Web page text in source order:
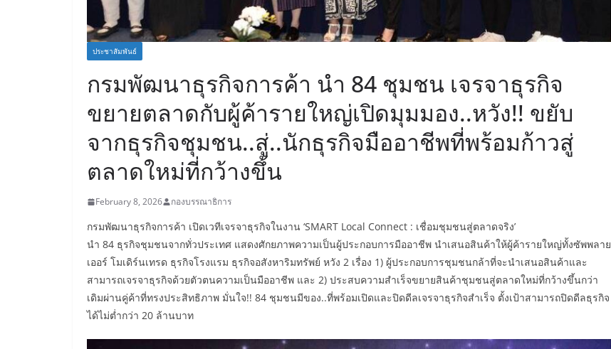
ประชาสัมพันธ์
กรมพัฒนาธุรกิจการค้า นำ 84 ชุมชน เจรจาธุรกิจ
ขยายตลาดกับผู้ค้ารายใหญ่เปิดมุมมอง..หวัง!! ขยับ
จากธุรกิจชุมชน..สู่..นักธุรกิจมืออาชีพที่พร้อมก้าวสู่
ตลาดใหม่ที่กว้างขึ้น
February 8, 2026 กองบรรณาธิการ
กรมพัฒนาธุรกิจการค้า เปิดเวทีเจรจาธุรกิจในงาน ‘SMART Local Connect : เชื่อมชุมชนสู่ตลาดจริง’
นำ 84 ธุรกิจชุมชนจากทั่วประเทศ แสดงศักยภาพความเป็นผู้ประกอบการมืออาชีพ นำเสนอสินค้าให้ผู้ค้ารายใหญ่ทั้งซัพพลาย
เออร์ โมเดิร์นเทรด ธุรกิจโรงแรม ธุรกิจอสังหาริมทรัพย์ หวัง 2 เรื่อง 1) ผู้ประกอบการชุมชนกล้าที่จะนำเสนอสินค้าและ
สามารถเจรจาธุรกิจด้วยตัวตนความเป็นมืออาชีพ และ 2) ประสบความสำเร็จขยายสินค้าชุมชนสู่ตลาดใหม่ที่กว้างขึ้นกว่า
เดิมผ่านคู่ค้าที่ทรงประสิทธิภาพ มั่นใจ!! 84 ชุมชนมีของ..ที่พร้อมเปิดและปิดดีลเจรจาธุรกิจสำเร็จ ตั้งเป้าสามารถปิดดีลธุรกิจ
ได้ไม่ต่ำกว่า 20 ล้านบาท